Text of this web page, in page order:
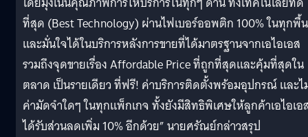
ที่สุด (Best Technology) ผ่านไฟเบอร์ออพติก 100% ในทุกพื้
และมั่นใจได้ในบริการหลังการขายที่ได้มาตรฐานจากเอไอเอส
รวมถึงจุดขายเรื่อง Affordable Price ที่ถูกที่สุดและคุ้มที่สุดใน
ตลาด เป็นรายเดียว ที่ฟรี! ค่าบริการติดตั้งพร้อมอุปกรณ์ และ
ค่ามัดจำใดๆ ในทุกแพ็กเกจ ทั้งยังมีสิทธิพิเศษให้ลูกค้าเอไอเอ
ได้รับส่วนลดเพิ่ม 10% อีกด้วย” นายศรัณย์กล่าวสรุป